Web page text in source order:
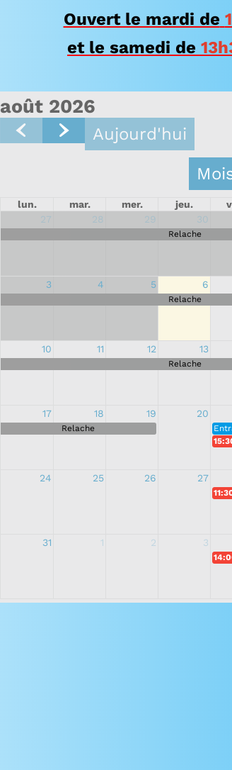
Ouvert le mardi de
et le samedi de
août 2026
Aujourd'hui
lun. mar. mer. jeu.
27
28 29 30
Relache
3 4 5 6
Relache
10 11 12 13
Relache
17 18 19 20
Relache
24 25 26 27
31 1 2 3